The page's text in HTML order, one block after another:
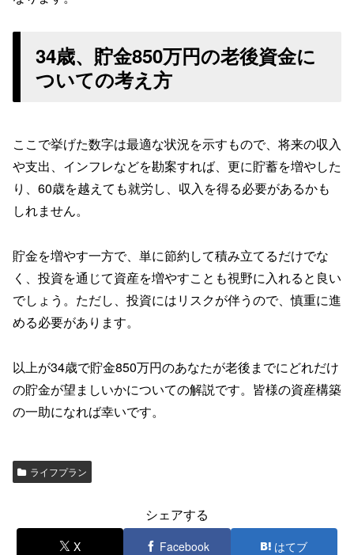
34歳、貯金850万円の老後資金に
ついての考え方
ここで挙げた数字は最適な状況を示すもので、将来の収入
や支出、インフレなどを勘案すれば、更に貯蓄を増やした
り、60歳を越えても就労し、収入を得る必要があるかも
しれません。
貯金を増やす一方で、単に節約して積み立てるだけでな
く、投資を通じて資産を増やすことも視野に入れると良い
でしょう。ただし、投資にはリスクが伴うので、慎重に進
める必要があります。
以上が34歳で貯金850万円のあなたが老後までにどれだけ
の貯金が望ましいかについての解説です。皆様の資産構築
の一助になれば幸いです。
ライフプラン
シェアする
X Facebook はてブ